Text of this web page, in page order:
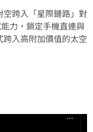
跨入「星際鏈路」對
力，鎖定手機直連與
入高附加價值的太空